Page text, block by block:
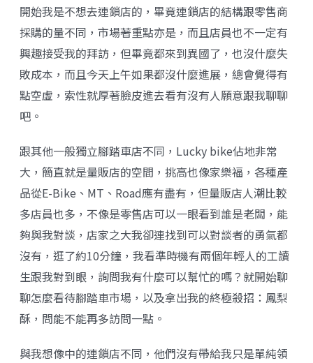
開始我是不想去連鎖店的，畢竟連鎖店的結構跟零售商
採購的量不同，市場著重點亦是，而且店員也不一定有
興趣接受我的拜訪，但畢竟都來到異國了，也沒什麼失
敗成本，而且今天上午如果都沒什麼進展，總會覺得有
點空虛，索性就厚著臉皮進去看有沒有人願意跟我聊聊
吧。
跟其他一般獨立腳踏車店不同， Lucky bike佔地非常
大，簡直就是量販店的空間，挑高也像家樂福，各種產
品從E-Bike、MT、Road應有盡有，但量販店人潮比較
多店員也多，不像是零售店可以一眼看到誰是老闆，能
夠與我對談，店家之大我卻連找到可以對談者的勇氣都
沒有，逛了約10分鐘，我看準時機有兩個年輕人的工讀
生跟我對到眼，詢問我有什麼可以幫忙的嗎？就開始聊
聊怎麼看待腳踏車市場，以及拿出我的終極殺招：鳳梨
酥，問能不能再多訪問一點。
與我想像中的連鎖店不同，他們沒有帶給我只是單純領